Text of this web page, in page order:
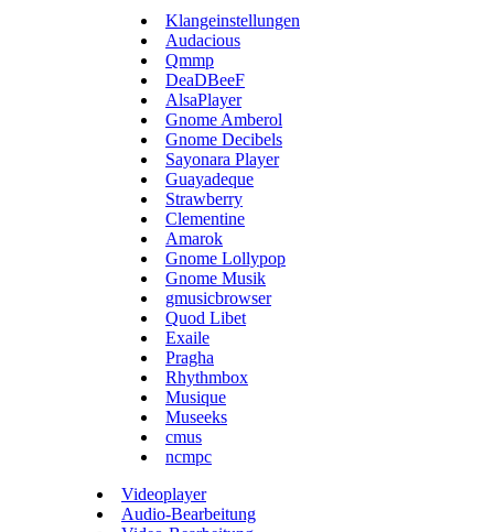
Klangeinstellungen
Audacious
Qmmp
DeaDBeeF
AlsaPlayer
Gnome Amberol
Gnome Decibels
Sayonara Player
Guayadeque
Strawberry
Clementine
Amarok
Gnome Lollypop
Gnome Musik
gmusicbrowser
Quod Libet
Exaile
Pragha
Rhythmbox
Musique
Museeks
cmus
ncmpc
Videoplayer
Audio-Bearbeitung